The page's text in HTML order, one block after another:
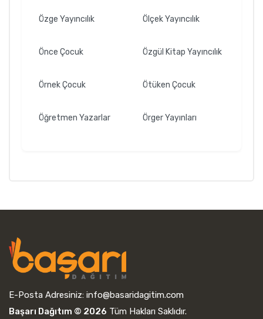
Özge Yayıncılık Ölçek Yayıncılık
Önce Çocuk Özgül Kitap Yayıncılık
Örnek Çocuk Ötüken Çocuk
Öğretmen Yazarlar Örger Yayınları
E-Posta Adresiniz: info@basaridagitim.com
Başarı Dağıtım © 2026 Tüm Hakları Saklıdır.